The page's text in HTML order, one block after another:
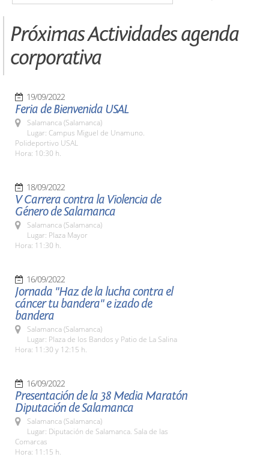
Próximas Actividades agenda
corporativa
19/09/2022
Feria de Bienvenida USAL
Salamanca (Salamanca)
Lugar: Campus Miguel de Unamuno.
Polideportivo USAL
Hora: 10:30 h.
18/09/2022
V Carrera contra la Violencia de
Género de Salamanca
Salamanca (Salamanca)
Lugar: Plaza Mayor
Hora: 11:30 h.
16/09/2022
Jornada "Haz de la lucha contra el
cáncer tu bandera" e izado de
bandera
Salamanca (Salamanca)
Lugar: Plaza de los Bandos y Patio de La Salina
Hora: 11:30 y 12:15 h.
16/09/2022
Presentación de la 38 Media Maratón
Diputación de Salamanca
Salamanca (Salamanca)
Lugar: Diputación de Salamanca. Sala de las
Comarcas
Hora: 11:15 h.